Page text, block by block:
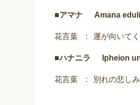
■アマナ Amana
花言葉 : 運が向いてく
■ハナニラ Ipheion
花言葉 : 別れの悲しみ